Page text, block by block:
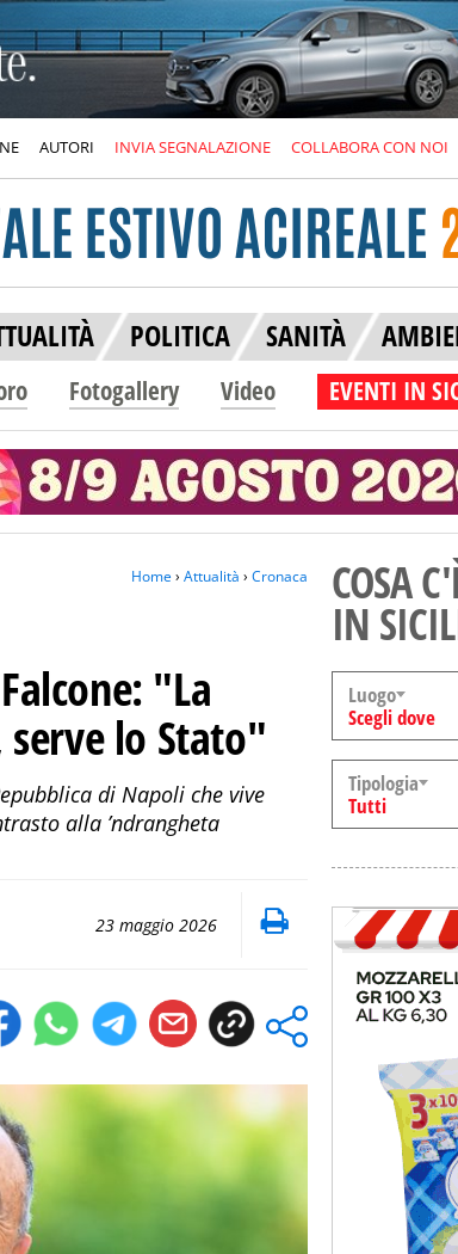
AUTORI INVIA SEGNALAZIONE COLLABORA CON NOI
POLITICA SANITÀ
Fotogallery Video EVENTI IN
Home› Attualità › Cronaca
"La
lo Stato"
di Napoli che vive
alla ’ndrangheta
23 maggio 2026
COSA
IN
Luogo
Scegli dove
Tipologia
Tutti